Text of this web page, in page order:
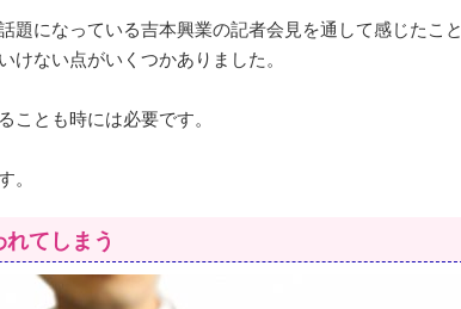
題になっている吉本興業の記者会見を通して感じたこと
けない点がいくつかありました。
ことも時には必要です。
。
てしまう